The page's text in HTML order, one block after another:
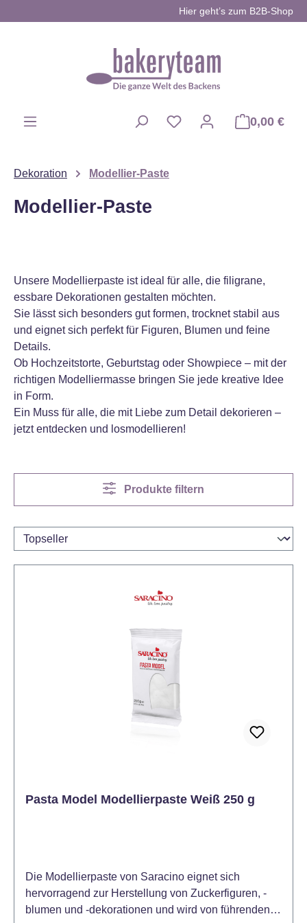
Hier geht’s zum B2B-Shop
0,00 €
Dekoration Modellier-Paste
Modellier-Paste
Unsere Modellierpaste ist ideal für alle, die filigrane,
essbare Dekorationen gestalten möchten.
Sie lässt sich besonders gut formen, trocknet stabil aus
und eignet sich perfekt für Figuren, Blumen und feine
Details.
Ob Hochzeitstorte, Geburtstag oder Showpiece – mit der
richtigen Modelliermasse bringen Sie jede kreative Idee
in Form.
Ein Muss für alle, die mit Liebe zum Detail dekorieren –
jetzt entdecken und losmodellieren!
Produkte filtern
Pasta Model Modellierpaste Weiß 250 g
Die Modellierpaste von Saracino eignet sich
hervorragend zur Herstellung von Zuckerfiguren, -
blumen und -dekorationen und wird von führenden